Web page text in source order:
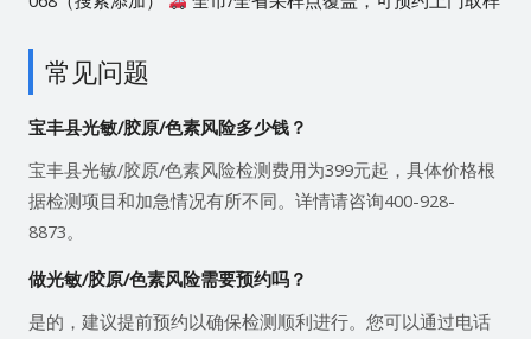
常见问题
宝丰县光敏/胶原/色素风险多少钱？
宝丰县光敏/胶原/色素风险检测费用为399元起，具体价格根
据检测项目和加急情况有所不同。详情请咨询400-928-
8873。
做光敏/胶原/色素风险需要预约吗？
是的，建议提前预约以确保检测顺利进行。您可以通过电话